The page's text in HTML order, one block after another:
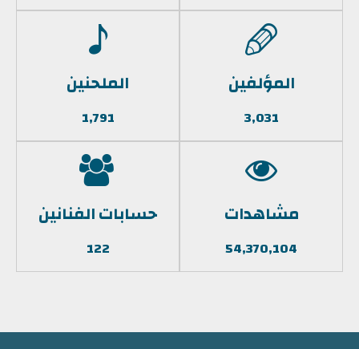
المؤلفين
3,031
الملحنين
1,791
مشاهدات
54,370,104
حسابات الفنانين
122